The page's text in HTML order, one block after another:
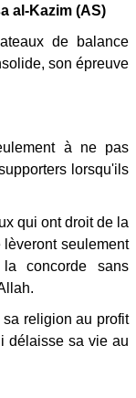
al-Kazim (AS)
de balance
son épreuve
à ne pas
lorsqu'ils
qui ont droit de la
seulement
concorde sans
religion au profit
délaisse sa vie au